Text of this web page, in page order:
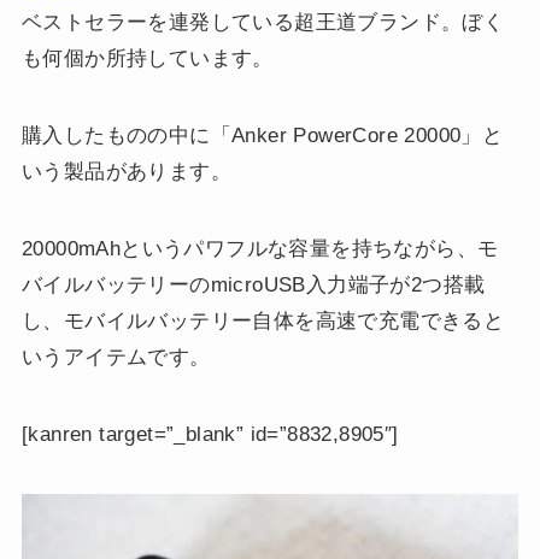
ベストセラーを連発している超王道ブランド。ぼく
も何個か所持しています。
購入したものの中に「Anker PowerCore 20000」と
いう製品があります。
20000mAhというパワフルな容量を持ちながら、モ
バイルバッテリーのmicroUSB入力端子が2つ搭載
し、モバイルバッテリー自体を高速で充電できると
いうアイテムです。
[kanren target=”_blank” id=”8832,8905″]